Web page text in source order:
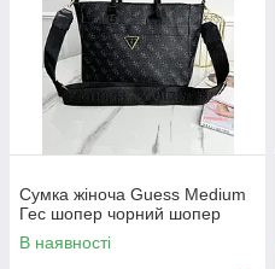
Сумка жіноча Guess Medium
Гес шопер чорний шопер
В наявності